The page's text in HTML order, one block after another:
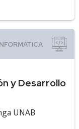
y Desarrollo
UNAB